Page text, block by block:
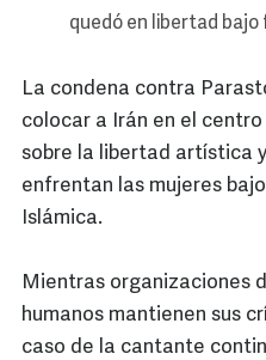
quedó en libertad bajo
La condena contra
colocar a Irán en el
sobre la libertad artística
enfrentan las mujeres
Islámica.
Mientras organizaciones
humanos mantienen sus
caso de la cantante